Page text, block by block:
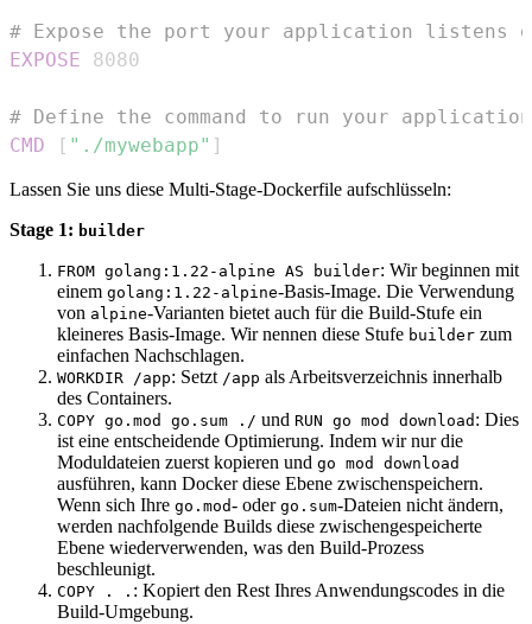
# Expose the port your application listens
EXPOSE 8080
# Define the command to run your application
CMD [ "./mywebapp" ]
Lassen Sie uns diese Multi-Stage-Dockerfile aufschlüsseln:
Stage 1: builder
FROM golang:1.22-alpine AS builder: Wir beginnen mit
einem golang:1.22-alpine-Basis-Image. Die Verwendung
von alpine-Varianten bietet auch für die Build-Stufe ein
kleineres Basis-Image. Wir nennen diese Stufe builder zum
einfachen Nachschlagen.
WORKDIR /app: Setzt /app als Arbeitsverzeichnis innerhalb
des Containers.
COPY go.mod go.sum ./ und RUN go mod download : Dies
ist eine entscheidende Optimierung. Indem wir nur die
Moduldateien zuerst kopieren und go mod download
ausführen, kann Docker diese Ebene zwischenspeichern.
Wenn sich Ihre go.mod- oder go.sum-Dateien nicht ändern,
werden nachfolgende Builds diese zwischengespeicherte
Ebene wiederverwenden, was den Build-Prozess
beschleunigt.
COPY . . : Kopiert den Rest Ihres Anwendungscodes in die
Build-Umgebung.